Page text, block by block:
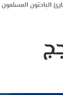
الباحثون المسلمون